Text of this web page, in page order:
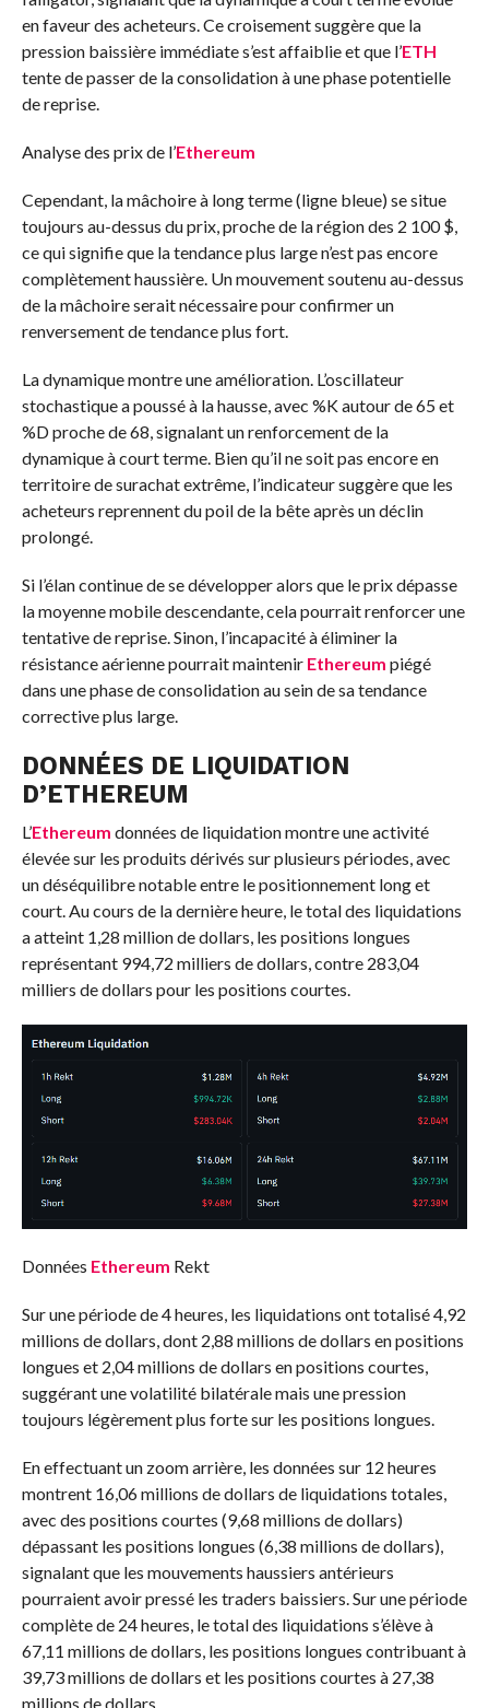
en faveur des acheteurs. Ce croisement suggère que la
pression baissière immédiate s’est affaiblie et que l’ETH
tente de passer de la consolidation à une phase potentielle
de reprise.
Analyse des prix de l’Ethereum
Cependant, la mâchoire à long terme (ligne bleue) se situe
toujours au-dessus du prix, proche de la région des 2 100 $,
ce qui signifie que la tendance plus large n’est pas encore
complètement haussière. Un mouvement soutenu au-dessus
de la mâchoire serait nécessaire pour confirmer un
renversement de tendance plus fort.
La dynamique montre une amélioration. L’oscillateur
stochastique a poussé à la hausse, avec %K autour de 65 et
%D proche de 68, signalant un renforcement de la
dynamique à court terme. Bien qu’il ne soit pas encore en
territoire de surachat extrême, l’indicateur suggère que les
acheteurs reprennent du poil de la bête après un déclin
prolongé.
Si l’élan continue de se développer alors que le prix dépasse
la moyenne mobile descendante, cela pourrait renforcer une
tentative de reprise. Sinon, l’incapacité à éliminer la
résistance aérienne pourrait maintenir Ethereum piégé
dans une phase de consolidation au sein de sa tendance
corrective plus large.
DONNÉES DE LIQUIDATION
D’ETHEREUM
L’Ethereum données de liquidationmontre une activité
élevée sur les produits dérivés sur plusieurs périodes, avec
un déséquilibre notable entre le positionnement long et
court. Au cours de la dernière heure, le total des liquidations
a atteint 1,28 million de dollars, les positions longues
représentant 994,72 milliers de dollars, contre 283,04
milliers de dollars pour les positions courtes.
Données Ethereum Rekt
Sur une période de 4 heures, les liquidations ont totalisé 4,92
millions de dollars, dont 2,88 millions de dollars en positions
longues et 2,04 millions de dollars en positions courtes,
suggérant une volatilité bilatérale mais une pression
toujours légèrement plus forte sur les positions longues.
En effectuant un zoom arrière, les données sur 12 heures
montrent 16,06 millions de dollars de liquidations totales,
avec des positions courtes (9,68 millions de dollars)
dépassant les positions longues (6,38 millions de dollars),
signalant que les mouvements haussiers antérieurs
pourraient avoir pressé les traders baissiers. Sur une période
complète de 24 heures, le total des liquidations s’élève à
67,11 millions de dollars, les positions longues contribuant à
39,73 millions de dollars et les positions courtes à 27,38
millions de dollars.